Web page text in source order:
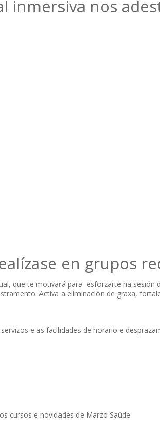
inmersiva nos
en grupos
que te motivará para esforzarte na
Activa a eliminación de graxa,
e as facilidades de horario e
cursos e novidades de Marzo Saúde